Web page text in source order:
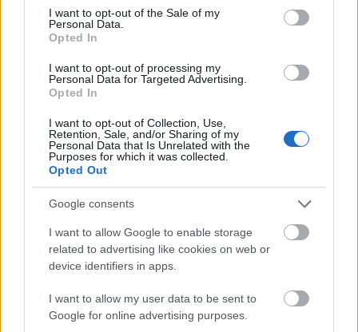
consent section.
I want to opt-out of the Sale of my
Personal Data.
Opted In
I want to opt-out of processing my
Personal Data for Targeted Advertising.
Opted In
I want to opt-out of Collection, Use,
Retention, Sale, and/or Sharing of my
Personal Data that Is Unrelated with the
Purposes for which it was collected.
Opted Out
Google consents
I want to allow Google to enable storage
related to advertising like cookies on web or
device identifiers in apps.
I want to allow my user data to be sent to
Google for online advertising purposes.
jelenti azt, hogy a minőség jó lesz. Az olvasók jó
minőségű cikkeket akarnak, így ha ez egy kis pluszba
Kerülje a szójátékot, ha hatékonyan szeretné
élvezetessé teheti az olvasást, de nem akarja, hogy
félreérthető legyen, hogy mit akar közvetíteni.
Hacsak a webhelyek nem törlik valamilyen oknál
fogva a cikkeit, az olvasók örökre meg fogják nézni
őket, és mindig arra fognak szolgálni, hogy
látogatókat irányítsanak a webhelyedre. Olyan
cikkeket is írhat, amelyek kiemelik az általad írt más
cikkeket, hogy növeld a követői számát és a
Ha óvatosan bánik a felvett személyzettel és az Ön